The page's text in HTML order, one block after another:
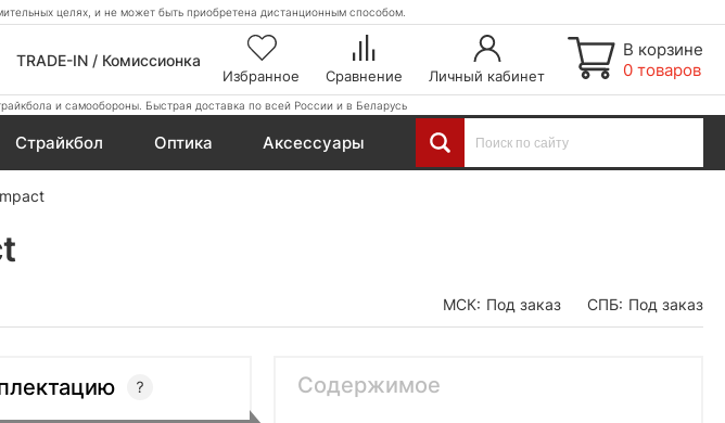
целях, и не может быть приобретена дистанционным способом.
TRADE-IN / Комиссионка
Избранное Сравнение Личный кабинет
В корзине
0 товаров
и самообороны. Быстрая доставка по всей России и в Беларусь
Страйкбол Оптика Аксессуары
МСК: Под заказ СПБ: Под заказ
Содержимое